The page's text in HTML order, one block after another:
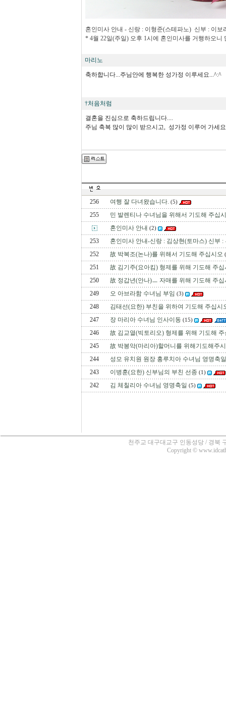
혼인미사 안내 - 신랑 : 이형준(스테파노) 신부 : 이보
* 4월 22일(주일) 오후 1시에 혼인미사를 거행하오니
마리노
축하합니다...주님안에 행복한 성가정 이루세요...^:^
†처음처럼
결혼을 진심으로 축하드립니다....
주님 축복 많이 많이 받으시고, 성가정 이루어 가세
256 여행 잘 다녀왔습니다. (5)
255
민 발렌티나 수녀님을 위해서 기도해 주십
혼인미사 안내 (2)
253
혼인미사 안내-신랑 : 김상현(토마스) 신부
252
故 박복조(논나)를 위해서 기도해 주십시오
251
故 김기주(요아킴) 형제를 위해 기도해 주십
250
故 정갑년(안나)ㅡ 자매를 위해 기도해 주십
249
오 아브라함 수녀님 부임 (3)
248
김태선(요한) 부친을 위하여 기도해 주십시
247
장 마리아 수녀님 인사이동 (15)
246
故 김교열(빅토리오) 형제를 위해 기도해 주
245
故 박봉악(마리아)할머니를 위해기도해주
244
성모 유치원 원장 홍루치아 수녀님 영명축일
243
이병훈(요한) 신부님의 부친 선종 (1)
242 김 체칠리아 수녀님 영명축일 (5)
천주교 대구대교구 인동성당 / 경북
Copyright ©